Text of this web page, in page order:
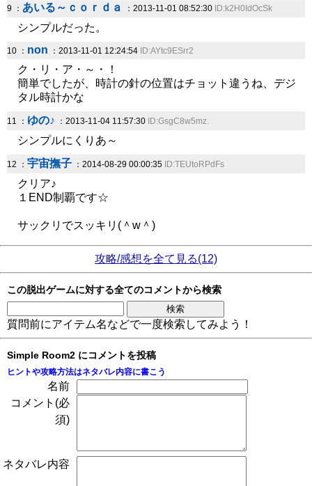
9 ： あいる～ｃｏｒｄａ ：2013-11-01 08:52:30 ID:k2H0IdOcSk
シンプルだった。
10 ： non ：2013-11-01 12:24:54 ID:AYtc9ESrr2
ク・リ・ア・～・！
簡単でしたが、時計の針の位置はチョット違うね、デジ
タル時計かな
11 ： ゆの♪ ：2013-11-04 11:57:30 ID:GsgC8w5mz.
シンプルにくりあ～
12 ： 宇宙撫子 ：2014-08-29 00:00:35 ID:TEUtoRPdFs
クリア♪
１END制覇です☆
サックリでスッキリ(＾w＾)
攻略/感想を全て見る(12)
この脱出ゲームに対する全てのコメントから検索
質問前にアイテム名などで一度検索してみよう！
Simple Room2 にコメントを投稿
ヒントや攻略方法はネタバレ内容に書こう
名前
コメント(必
須)
ネタバレ内容